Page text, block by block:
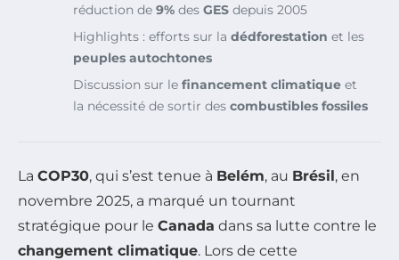
réduction de 9% des GES depuis 2005
Highlights : efforts sur la dédforestation et les
peuples autochtones
Discussion sur le financement climatique et
la nécessité de sortir des combustibles fossiles
La COP30, qui s’est tenue à Belém, au Brésil, en
novembre 2025, a marqué un tournant
stratégique pour le Canada dans sa lutte contre le
changement climatique. Lors de cette